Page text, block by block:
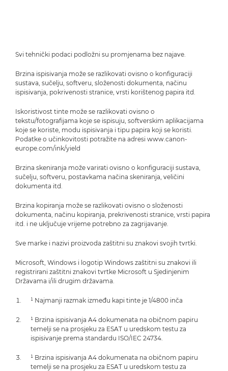
Svi tehnički podaci podložni su promjenama bez najave.
Brzina ispisivanja može se razlikovati ovisno o konfiguraciji
sustava, sučelju, softveru, složenosti dokumenta, načinu
ispisivanja, pokrivenosti stranice, vrsti korištenog papira itd.
Iskoristivost tinte može se razlikovati ovisno o
tekstu/fotografijama koje se ispisuju, softverskim aplikacijama
koje se koriste, modu ispisivanja i tipu papira koji se koristi.
Podatke o učinkovitosti potražite na adresi www.canon-
europe.com/ink/yield
Brzina skeniranja može varirati ovisno o konfiguraciji sustava,
sučelju, softveru, postavkama načina skeniranja, veličini
dokumenta itd.
Brzina kopiranja može se razlikovati ovisno o složenosti
dokumenta, načinu kopiranja, prekrivenosti stranice, vrsti papira
itd. i ne uključuje vrijeme potrebno za zagrijavanje.
Sve marke i nazivi proizvoda zaštitni su znakovi svojih tvrtki.
Microsoft, Windows i logotip Windows zaštitni su znakovi ili
registrirani zaštitni znakovi tvrtke Microsoft u Sjedinjenim
Državama i/ili drugim državama.
¹ Najmanji razmak između kapi tinte je 1/4800 inča
¹ Brzina ispisivanja A4 dokumenata na običnom papiru
temelji se na prosjeku za ESAT u uredskom testu za
ispisivanje prema standardu ISO/IEC 24734.
¹ Brzina ispisivanja A4 dokumenata na običnom papiru
temelji se na prosjeku za ESAT u uredskom testu za